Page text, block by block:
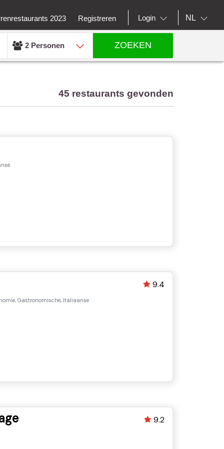
2023 Registreren Login NL
2 Personen ZOEKEN
45 restaurants gevonden
Gastronomische, Italiaanse
9.4
9.2